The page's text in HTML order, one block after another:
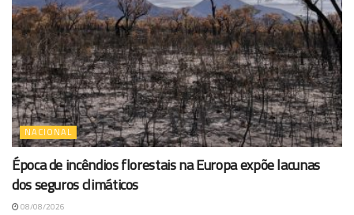
NACIONAL
Época de incêndios florestais na Europa expõe lacunas
dos seguros climáticos
08/08/2026